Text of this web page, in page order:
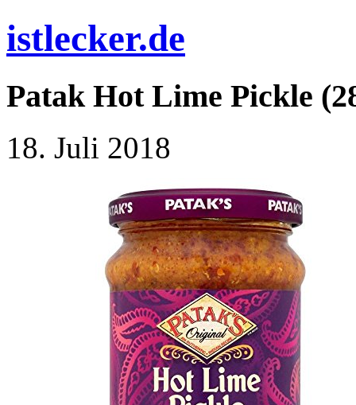
istlecker.de
Patak Hot Lime Pickle
18. Juli 2018